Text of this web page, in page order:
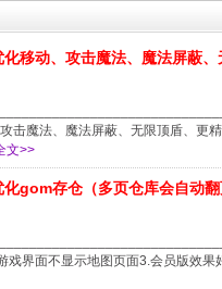
移动、攻击魔法、魔法屏蔽、
击魔法、魔法屏蔽、无限顶盾、更
文>>
gom存仓（多页仓库会自动
戏界面不显示地图页面3.会员版效